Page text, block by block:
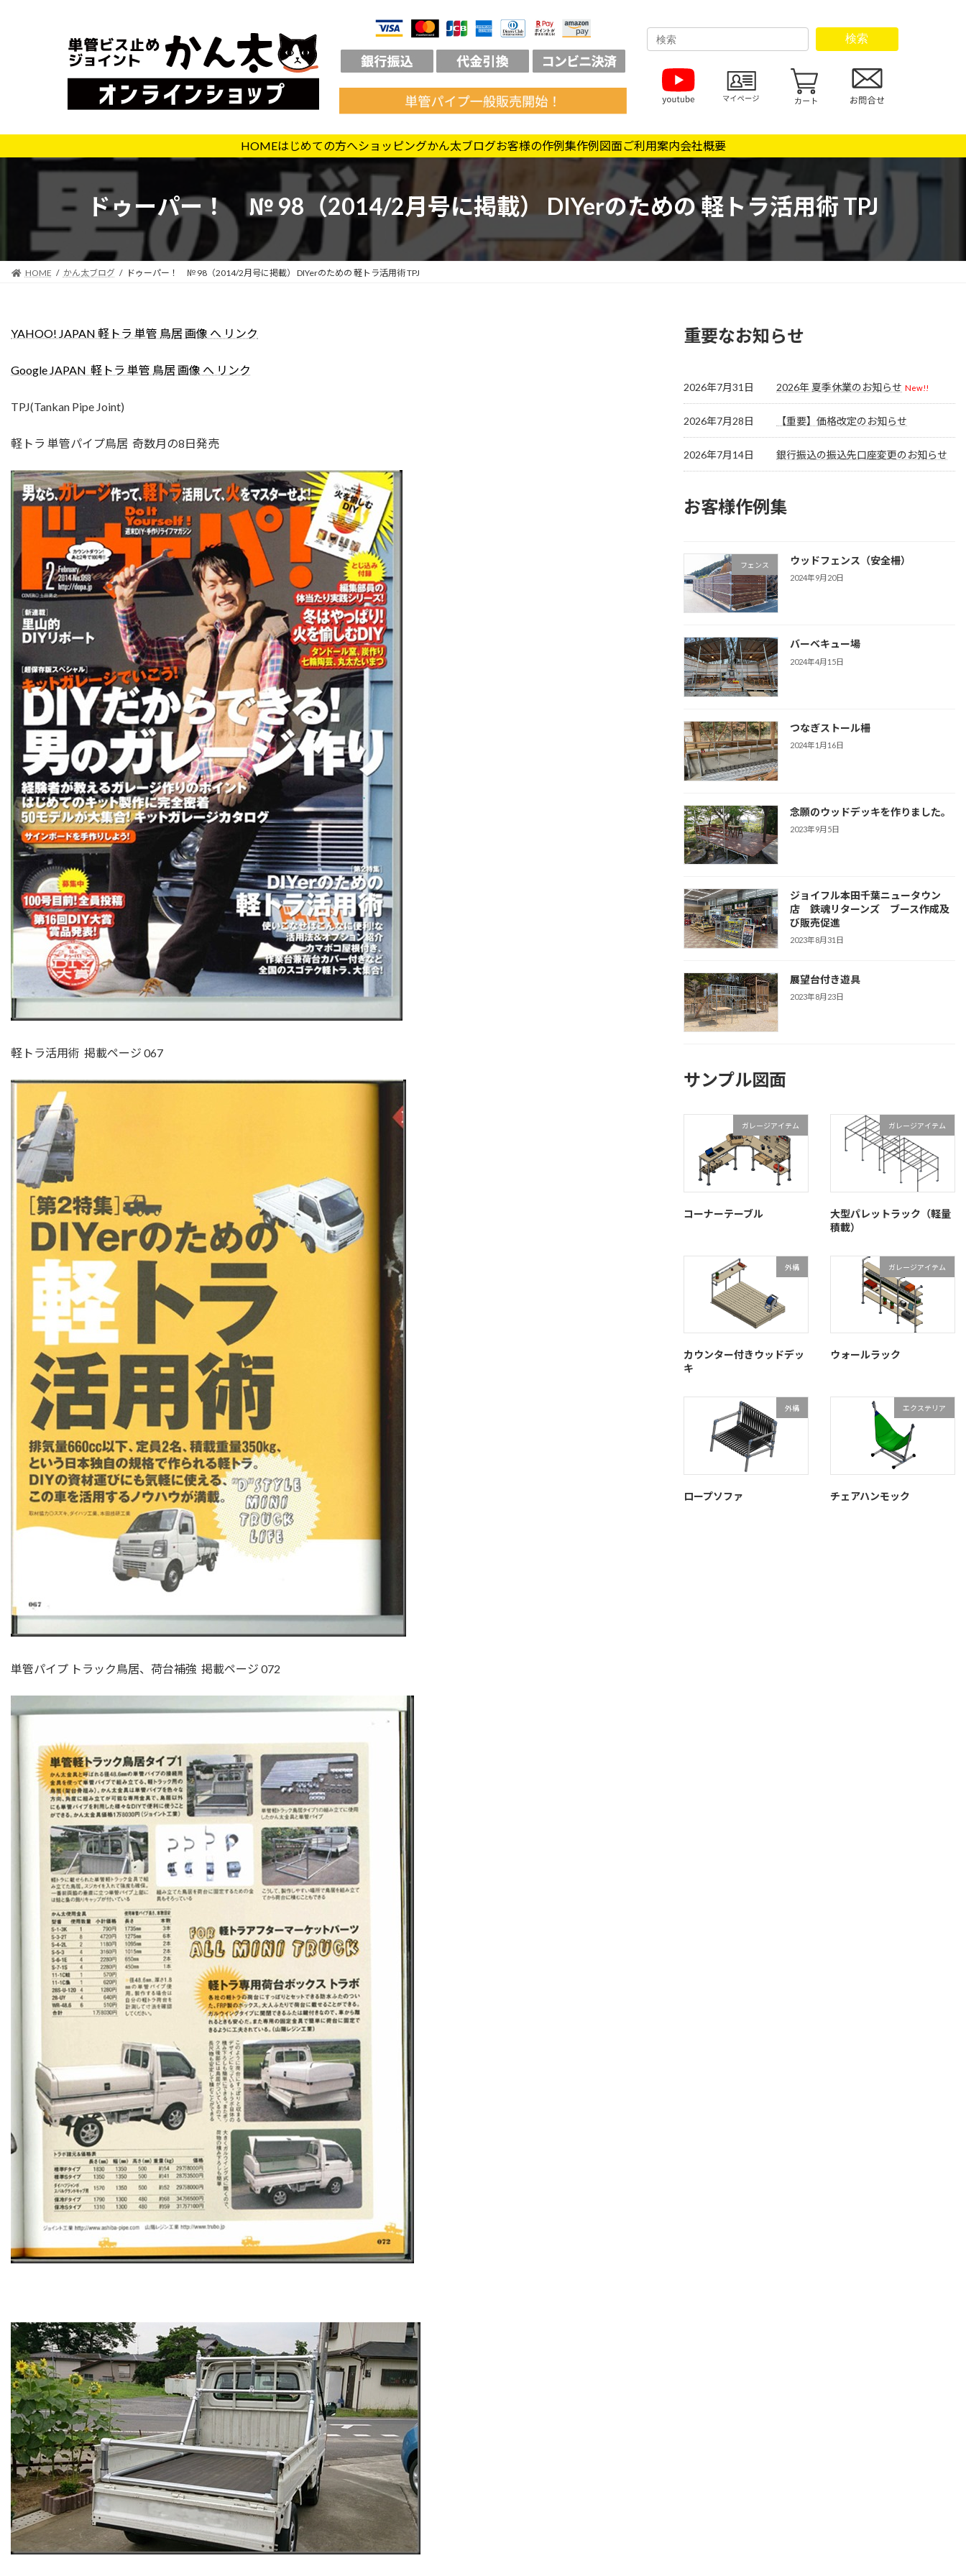
検索
HOMEはじめての方へショッピングかん太ブログお客様の作例集作例図面ご利用案内会社概要
ドゥーパー！ № 98（2014/2月号に掲載） DIYerのための 軽トラ活用術 TPJ
HOME かん太ブログ ドゥーパー！ № 98（2014/2月号に掲載） DIYerのための 軽トラ活用術 TPJ
YAHOO! JAPAN 軽トラ 単管 鳥居 画像 へ リンク
Google JAPAN 軽トラ 単管 鳥居 画像 へ リンク
TPJ(Tankan Pipe Joint)
軽トラ 単管パイプ鳥居 奇数月の8日発売
軽トラ活用術 掲載ページ 067
単管パイプ トラック鳥居、荷台補強 掲載ページ 072
重要なお知らせ
2026年7月31日 2026年 夏季休業のお知らせ New!!
2026年7月28日 【重要】価格改定のお知らせ
2026年7月14日 銀行振込の振込先口座変更のお知らせ
お客様作例集
フェンス ウッドフェンス（安全柵）
2024年9月20日
バーベキュー場
2024年4月15日
つなぎストール柵
2024年1月16日
念願のウッドデッキを作りました。
2023年9月5日
ジョイフル本田千葉ニュータウン
店 鉄魂リターンズ ブース作成及
び販売促進
2023年8月31日
展望台付き遊具
2023年8月23日
サンプル図面
ガレージアイテム
コーナーテーブル
ガレージアイテム
大型パレットラック（軽量
積載）
外構
カウンター付きウッドデッ
キ
ガレージアイテム
ウォールラック
外構
ロープソファ
エクステリア
チェアハンモック